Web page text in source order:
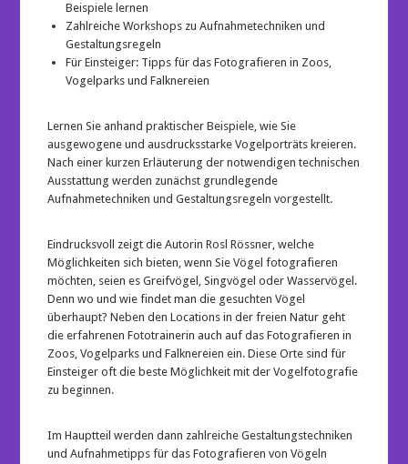
Beispiele lernen
Zahlreiche Workshops zu Aufnahmetechniken und
Gestaltungsregeln
Für Einsteiger: Tipps für das Fotografieren in Zoos,
Vogelparks und Falknereien
Lernen Sie anhand praktischer Beispiele, wie Sie
ausgewogene und ausdrucksstarke Vogelporträts kreieren.
Nach einer kurzen Erläuterung der notwendigen technischen
Ausstattung werden zunächst grundlegende
Aufnahmetechniken und Gestaltungsregeln vorgestellt.
Eindrucksvoll zeigt die Autorin Rosl Rössner, welche
Möglichkeiten sich bieten, wenn Sie Vögel fotografieren
möchten, seien es Greifvögel, Singvögel oder Wasservögel.
Denn wo und wie findet man die gesuchten Vögel
überhaupt? Neben den Locations in der freien Natur geht
die erfahrenen Fototrainerin auch auf das Fotografieren in
Zoos, Vogelparks und Falknereien ein. Diese Orte sind für
Einsteiger oft die beste Möglichkeit mit der Vogelfotografie
zu beginnen.
Im Hauptteil werden dann zahlreiche Gestaltungstechniken
und Aufnahmetipps für das Fotografieren von Vögeln